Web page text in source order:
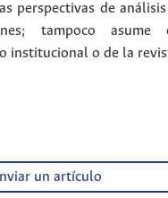
perspectivas de
tampoco asume
institucional o de la
un artículo